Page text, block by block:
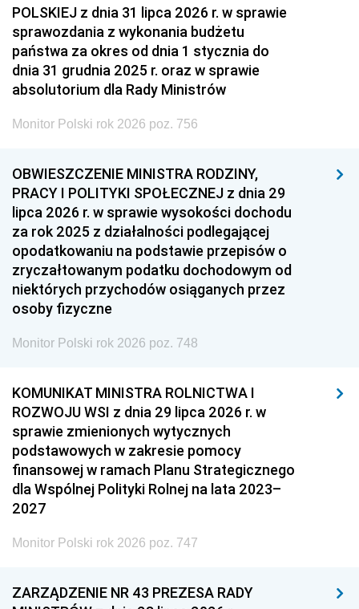
POLSKIEJ z dnia 31 lipca 2026 r. w sprawie
sprawozdania z wykonania budżetu
państwa za okres od dnia 1 stycznia do
dnia 31 grudnia 2025 r. oraz w sprawie
absolutorium dla Rady Ministrów
Monitor Polski rok 2026 poz. 756
OBWIESZCZENIE MINISTRA RODZINY,
PRACY I POLITYKI SPOŁECZNEJ z dnia 29
lipca 2026 r. w sprawie wysokości dochodu
za rok 2025 z działalności podlegającej
opodatkowaniu na podstawie przepisów o
zryczałtowanym podatku dochodowym od
niektórych przychodów osiąganych przez
osoby fizyczne
Monitor Polski rok 2026 poz. 748
KOMUNIKAT MINISTRA ROLNICTWA I
ROZWOJU WSI z dnia 29 lipca 2026 r. w
sprawie zmienionych wytycznych
podstawowych w zakresie pomocy
finansowej w ramach Planu Strategicznego
dla Wspólnej Polityki Rolnej na lata 2023–
2027
Monitor Polski rok 2026 poz. 747
ZARZĄDZENIE NR 43 PREZESA RADY